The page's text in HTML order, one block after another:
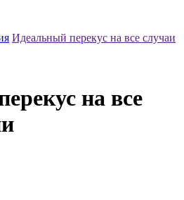
Идеальный перекус на все случаи
на все